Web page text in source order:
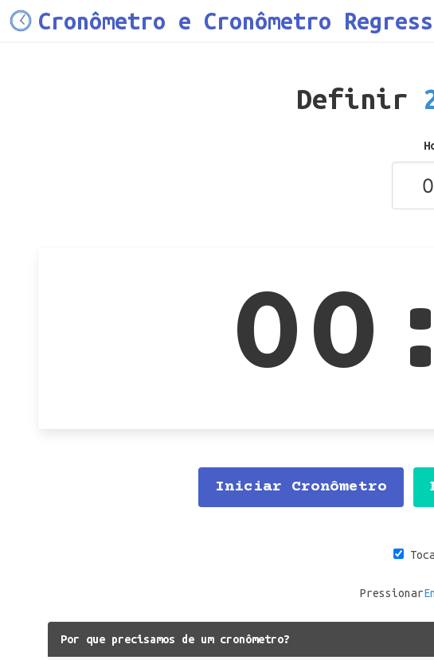
Cronômetro e Cronômetro
Definir
Iniciar Cronômetro
Pressionar
Por que precisamos de um cronômetro?